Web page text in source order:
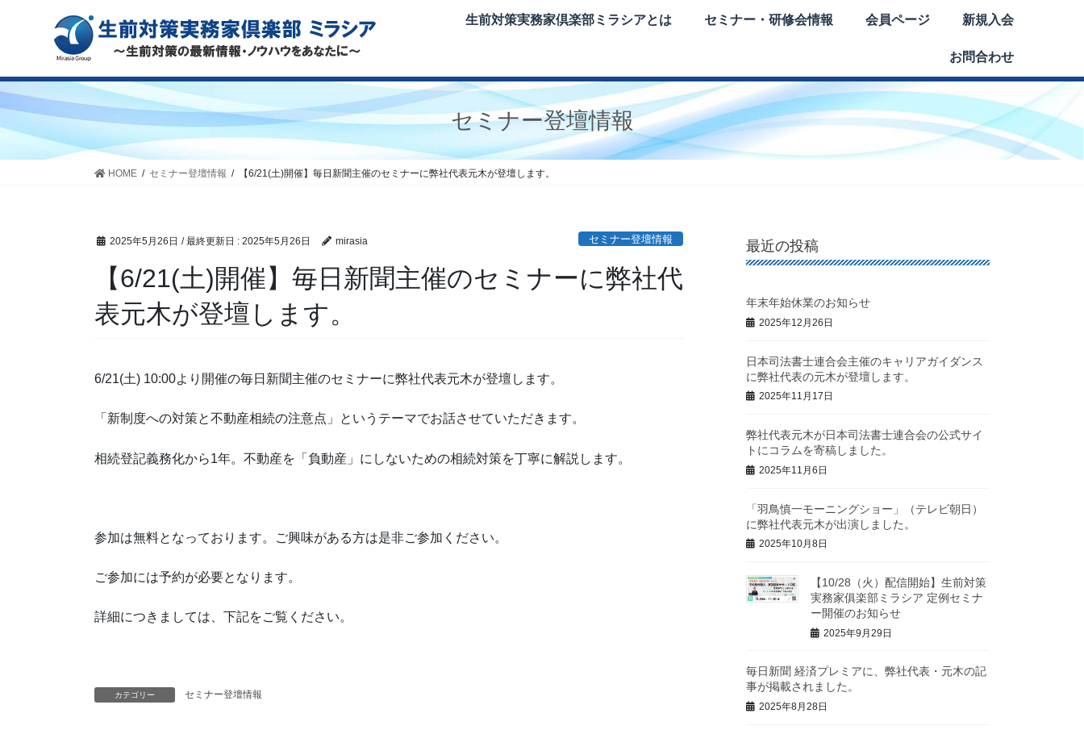
生前対策実務家倶楽部ミラシアとは セミナー・研修会情報 会員ページ 新規入会
お問合わせ
セミナー登壇情報
HOME セミナー登壇情報 【6/21(土)開催】毎日新聞主催のセミナーに弊社代表元木が登壇します。
2025年5月26日 / 最終更新日 : 2025年5月26日 mirasia セミナー登壇情報
【6/21(土)開催】毎日新聞主催のセミナーに弊社代
表元木が登壇します。
6/21(土) 10:00より開催の毎日新聞主催のセミナーに弊社代表元木が登壇します。
「新制度への対策と不動産相続の注意点」というテーマでお話させていただきます。
相続登記義務化から1年。不動産を「負動産」にしないための相続対策を丁寧に解説します。
参加は無料となっております。ご興味がある方は是非ご参加ください。
ご参加には予約が必要となります。
詳細につきましては、下記をご覧ください。
カテゴリー セミナー登壇情報
最近の投稿
年末年始休業のお知らせ
2025年12月26日
日本司法書士連合会主催のキャリアガイダンス
に弊社代表の元木が登壇します。
2025年11月17日
弊社代表元木が日本司法書士連合会の公式サイ
トにコラムを寄稿しました。
2025年11月6日
「羽鳥慎一モーニングショー」（テレビ朝日）
に弊社代表元木が出演しました。
2025年10月8日
【10/28（火）配信開始】生前対策
実務家俱楽部ミラシア 定例セミナ
ー開催のお知らせ
2025年9月29日
毎日新聞 経済プレミアに、弊社代表・元木の記
事が掲載されました。
2025年8月28日